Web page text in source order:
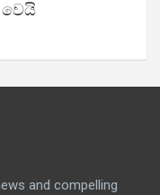
and compelling